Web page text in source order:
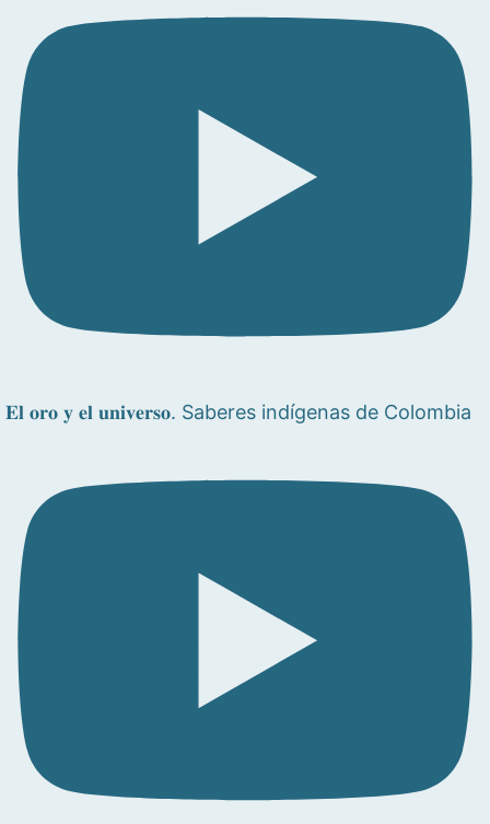
𝐄𝐥 𝐨𝐫𝐨 𝐲 𝐞𝐥 𝐮𝐧𝐢𝐯𝐞𝐫𝐬𝐨. Saberes indígenas de Colombia